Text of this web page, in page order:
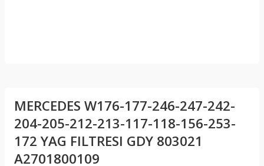
MERCEDES W176-177-246-247-242-
204-205-212-213-117-118-156-253-
172 YAG FILTRESI GDY 803021
A2701800109